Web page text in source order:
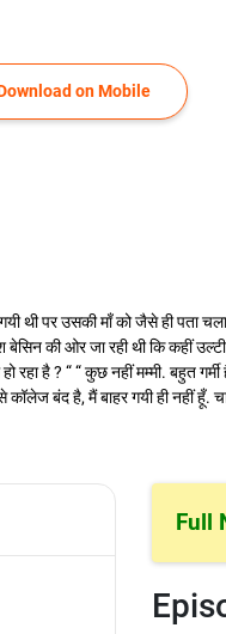
on Mobile
थी पर उसकी माँ को जैसे ही पता
बेसिन की ओर जा रही थी कि कहीं
रहा है ? “ “ कुछ नहीं मम्मी. बहुत
कॉलेज बंद है, मैं बाहर गयी ही नहीं
Full